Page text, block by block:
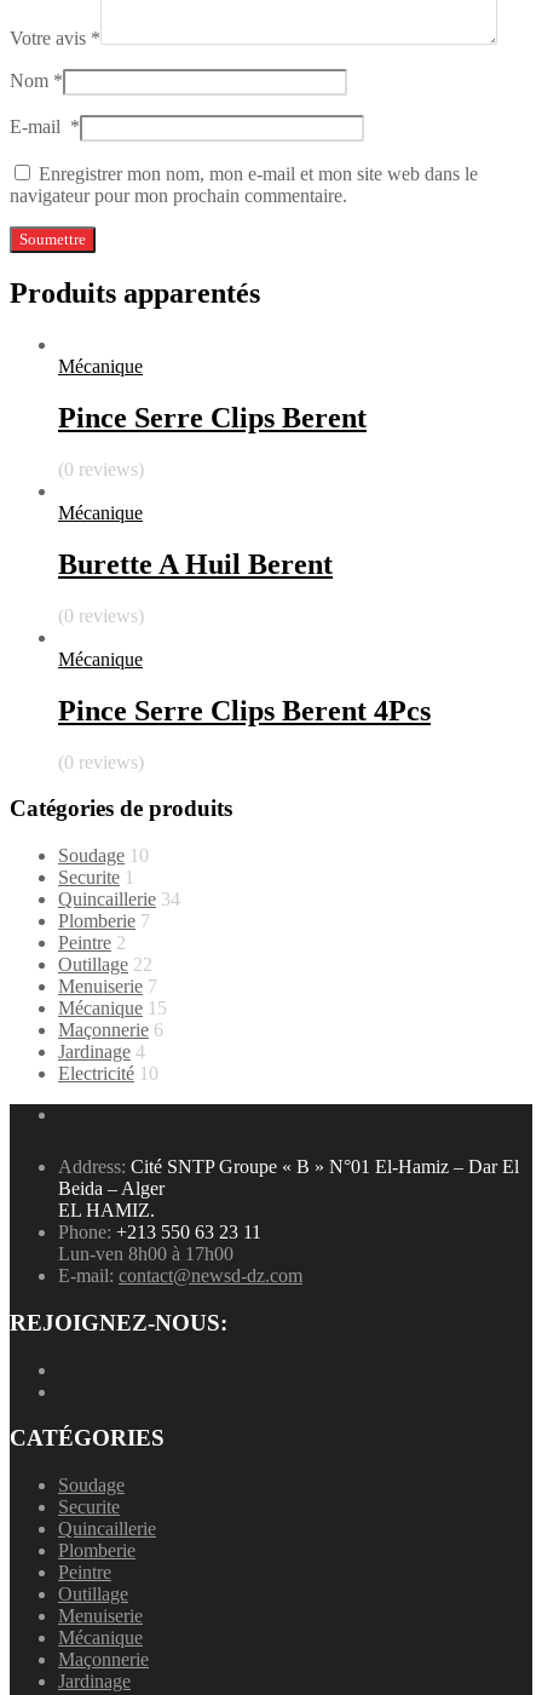
Votre avis *
Nom *
E-mail *
Enregistrer mon nom, mon e-mail et mon site web dans le
navigateur pour mon prochain commentaire.
Produits apparentés
Mécanique
Pince Serre Clips Berent
(0 reviews)
Mécanique
Burette A Huil Berent
(0 reviews)
Mécanique
Pince Serre Clips Berent 4Pcs
(0 reviews)
Catégories de produits
Soudage 10
Securite 1
Quincaillerie 34
Plomberie 7
Peintre 2
Outillage 22
Menuiserie 7
Mécanique 15
Maçonnerie 6
Jardinage 4
Electricité 10
Address: Cité SNTP Groupe « B » N°01 El-Hamiz – Dar El
Beida – Alger
EL HAMIZ.
Phone: +213 550 63 23 11
Lun-ven 8h00 à 17h00
E-mail: contact@newsd-dz.com
REJOIGNEZ-NOUS:
CATÉGORIES
Soudage
Securite
Quincaillerie
Plomberie
Peintre
Outillage
Menuiserie
Mécanique
Maçonnerie
Jardinage